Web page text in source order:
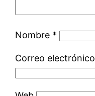
Nombre *
Correo electrónico